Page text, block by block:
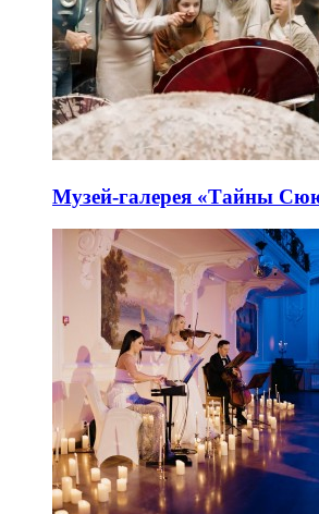
Музей-галерея «Тайны